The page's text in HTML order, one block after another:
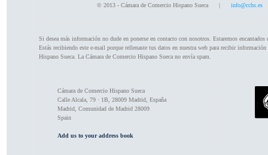
© 2013 - Cámara de Comercio Hispano Sueca | info@cchs.es
Si desea más información no dude en ponerse en contacto con nosotros. Estaremos encantados
Estás recibiendo este e-mail porque rellenaste tus datos en nuestra web para recibir
Hispano Sueca. La Cámara de Comercio Hispano Sueca no envía spam.
Cámara de Comercio Hispano Sueca
Calle Alcala, 79 · 1B, 28009 Madrid, España
Madrid ,Comunidad de Madrid 28009
Spain
Add us to your address book